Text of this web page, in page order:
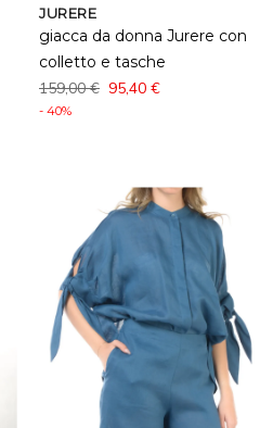
JURERE
giacca da donna Jurere con
colletto e tasche
159,00 € 95,40 €
- 40%